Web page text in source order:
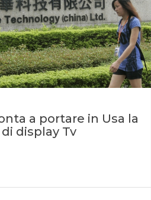
a portare in Usa la
display Tv